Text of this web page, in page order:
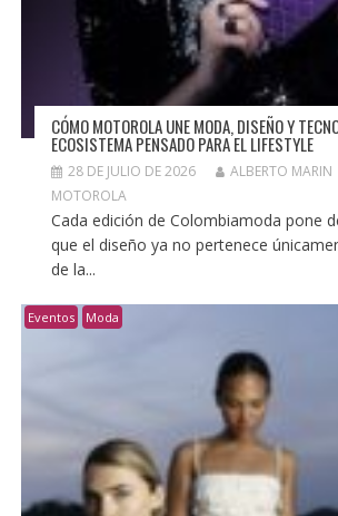
CÓMO MOTOROLA UNE MODA, DISEÑO Y
ECOSISTEMA PENSADO PARA EL LIFESTYLE
28 DE JULIO DE 2026
ALBERTO MARIN
MOTOROLA
Cada edición de Colombiamoda pone
que el diseño ya no pertenece
de la...
Eventos Moda